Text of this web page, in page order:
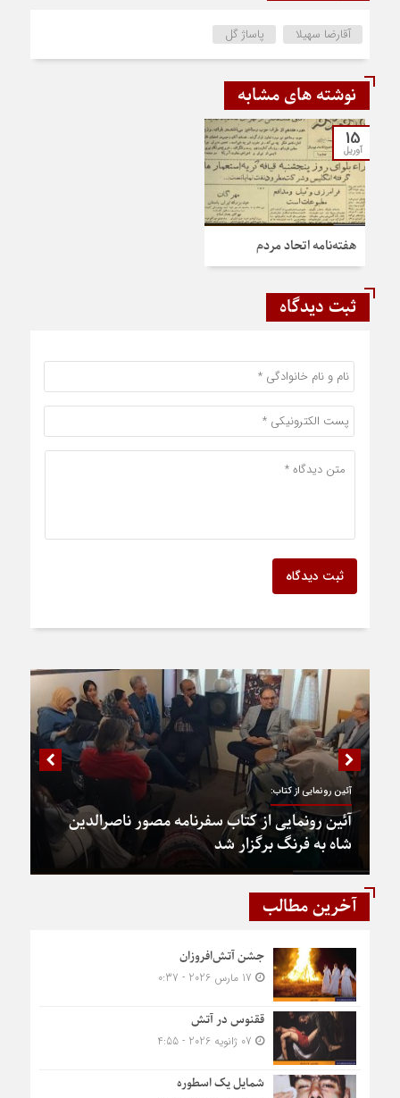
آقارضا سهیلا پاساژ گل
نوشته های مشابه
15
آوریل
هفته‌نامه اتحاد مردم
ثبت دیدگاه
ثبت دیدگاه
آئین رونمایی از کتاب:
آئین رونمایی از کتاب سفرنامه مصور ناصرالدین
شاه به فرنگ برگزار شد
آخرین مطالب
جشن آتش‌افروزان
ققنوس در آتش
شمایل یک اسطوره